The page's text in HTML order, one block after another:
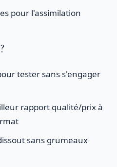
pour l'assimilation
tester sans s'engager
rapport qualité/prix à
sans grumeaux